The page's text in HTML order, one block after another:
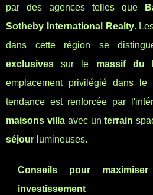
par des agences telles que
Sotheby International Realty.
dans cette région se
exclusives sur le massif du
emplacement privilégié dans le
tendance est renforcée par
maisons villaavec unterrain
séjour lumineuses.
Conseils pour
investissement